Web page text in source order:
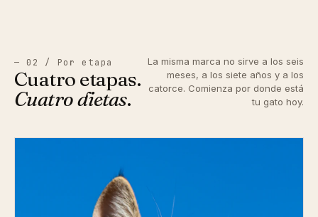
— 02 / Por etapa
Cuatro etapas.
Cuatro dietas.
La misma marca no sirve a los seis
meses, a los siete años y a los
catorce. Comienza por donde está
tu gato hoy.